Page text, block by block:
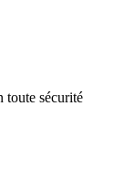
toute sécurité